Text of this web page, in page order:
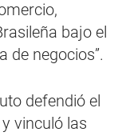
bajo el
de negocios”.
defendió el
vinculó las